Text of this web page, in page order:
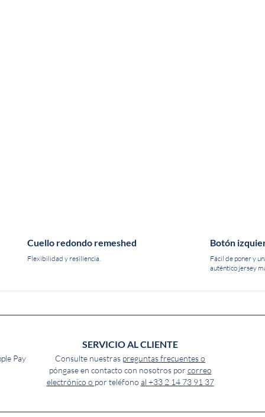
Cuello redondo remeshed
Flexibilidad y resiliencia.
Botón
Fácil de poner y
auténtico jersey
Pay
SERVICIO AL CLIENTE
Consulte nuestras preguntas frecuentes o
póngase en contacto con nosotros por correo
electrónico o por teléfono al +33 2 14 73 91 37